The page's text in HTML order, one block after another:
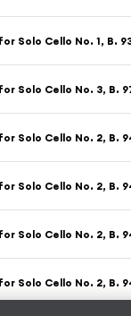
Solo Cello No. 1, B.
Solo Cello No. 3, B.
Solo Cello No. 2, B.
Solo Cello No. 2, B.
Solo Cello No. 2, B.
Solo Cello No. 2, B.